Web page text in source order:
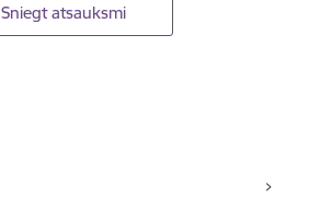
Sniegt atsauksmi